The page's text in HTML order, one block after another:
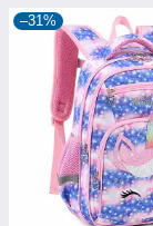
–31%